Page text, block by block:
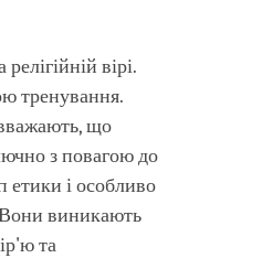
вірі.
тренування.
вважають, що
з повагою до
етики і особливо
Вони виникають
та